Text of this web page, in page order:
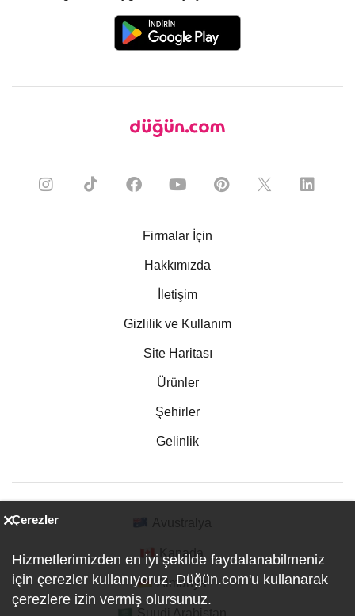
Firmalar İçin
Hakkımızda
İletişim
Gizlilik ve Kullanım
Site Haritası
Ürünler
Şehirler
Gelinlik
Kanada
Almanya
Çerezler
Hizmetlerimizden en iyi şekilde faydalanabilmeniz
için çerezler kullanıyoruz. Düğün.com'u kullanarak
çerezlere izin vermiş olursunuz.